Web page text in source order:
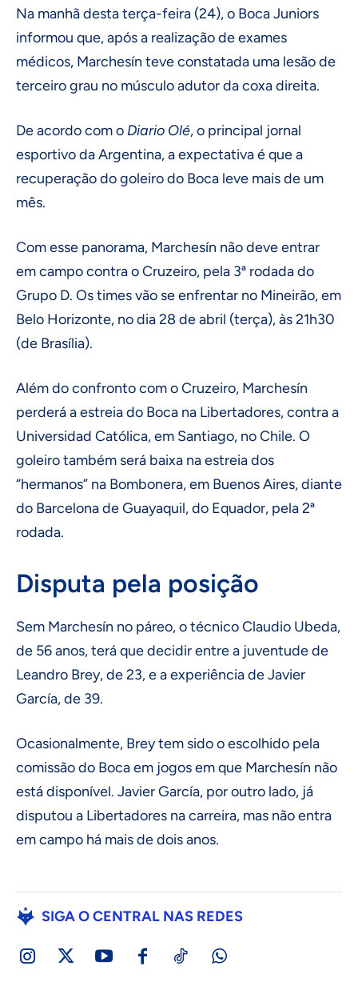
Na manhã desta terça-feira (24), o Boca Juniors
informou que, após a realização de exames
médicos, Marchesín teve constatada uma lesão de
terceiro grau no músculo adutor da coxa direita.
De acordo com o Diario Olé, o principal jornal
esportivo da Argentina, a expectativa é que a
recuperação do goleiro do Boca leve mais de um
mês.
Com esse panorama, Marchesín não deve entrar
em campo contra o Cruzeiro, pela 3ª rodada do
Grupo D. Os times vão se enfrentar no Mineirão, em
Belo Horizonte, no dia 28 de abril (terça), às 21h30
(de Brasília).
Além do confronto com o Cruzeiro, Marchesín
perderá a estreia do Boca na Libertadores, contra a
Universidad Católica, em Santiago, no Chile. O
goleiro também será baixa na estreia dos
“hermanos” na Bombonera, em Buenos Aires, diante
do Barcelona de Guayaquil, do Equador, pela 2ª
rodada.
Disputa pela posição
Sem Marchesín no páreo, o técnico Claudio Ubeda,
de 56 anos, terá que decidir entre a juventude de
Leandro Brey, de 23, e a experiência de Javier
García, de 39.
Ocasionalmente, Brey tem sido o escolhido pela
comissão do Boca em jogos em que Marchesín não
está disponível. Javier García, por outro lado, já
disputou a Libertadores na carreira, mas não entra
em campo há mais de dois anos.
SIGA O CENTRAL NAS REDES